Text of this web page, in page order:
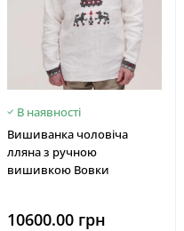
В наявності
Вишиванка чоловіча
лляна з ручною
вишивкою Вовки
10600.00 грн